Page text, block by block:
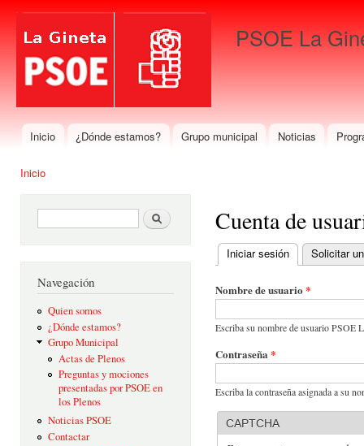
PSOE La
Menú principal
Inicio ¿Dónde estamos? Grupo municipal Noticias
Inicio
Formulario de búsquedaBuscar
Navegación
Quien somos
¿Dónde estamos?
Grupo Municipal
Actas de Plenos
Preguntas y mociones
presentadas por PSOE en
los Plenos
Noticias PSOE
Contactar
Cuenta de
Solapas principales
Iniciar sesión (solapa activa)
Solicitar
Nombre de usuario *
Escriba su nombre de usuario PSOE
Contraseña *
Escriba la contraseña asignada a su
CAPTCHA